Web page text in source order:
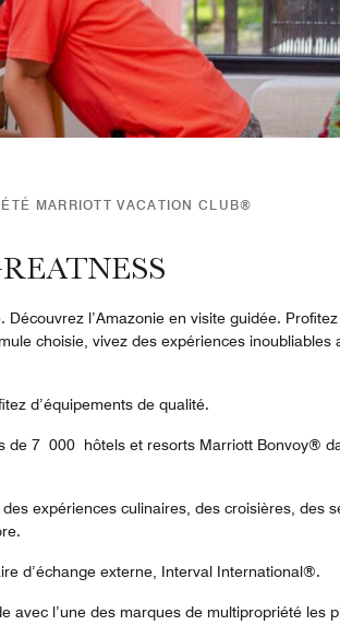
MARRIOTT VACATION CLUB®
l’Amazonie en visite guidée.
choisie, vivez des expériences inoubliables
d’équipements de qualité.
de 7 000 hôtels et resorts Marriott Bonvoy®
expériences culinaires, des croisières, des
d’échange externe, Interval International®.
l’une des marques de multipropriété les